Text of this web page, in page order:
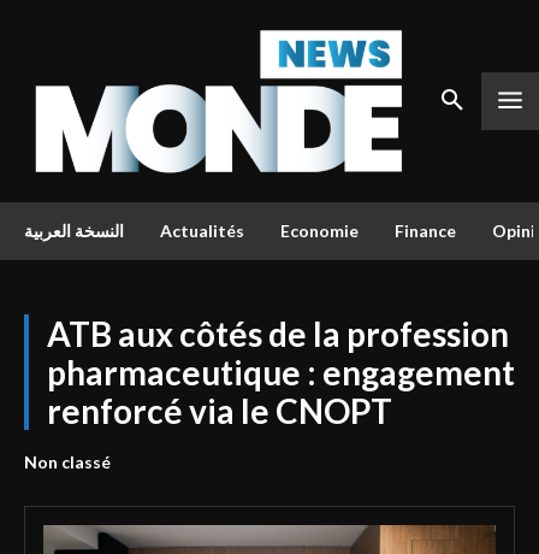
النسخة العربية Actualités Economie Finance
ATB aux côtés de la profession
pharmaceutique : engagement
renforcé via le CNOPT
Non classé